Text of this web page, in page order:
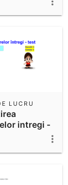
intregi -
LUCRU